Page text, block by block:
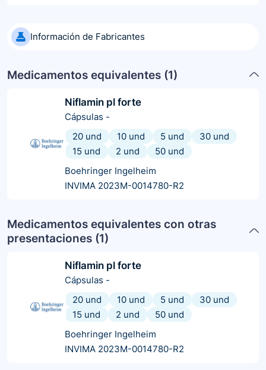
Información de Fabricantes
Medicamentos equivalentes (1)
Niflamin pl forte
Cápsulas -
20 und
10 und 5 und
30 und
15 und
2 und
50 und
Boehringer Ingelheim
INVIMA 2023M-0014780-R2
Medicamentos equivalentes con otras
presentaciones (1)
Niflamin pl forte
Cápsulas -
20 und
10 und 5 und
30 und
15 und
2 und
50 und
Boehringer Ingelheim
INVIMA 2023M-0014780-R2